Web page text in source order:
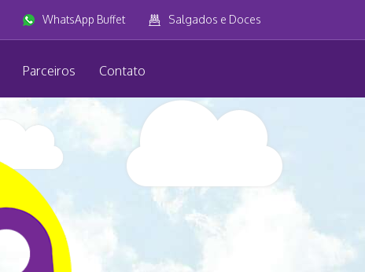
WhatsApp Buffet Salgados e Doces
Parceiros Contato